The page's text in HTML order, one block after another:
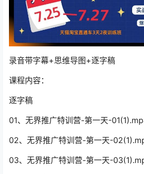
录音带字幕+思维导图+逐字稿
课程内容：
逐字稿
01、无界推广特训营-第一天-
02、无界推广特训营-第一天-
03、无界推广特训营-第一天-